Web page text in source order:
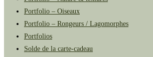
Portfolio – Oiseaux
Portfolio – Rongeurs / Lagomorphes
Portfolios
Solde de la carte-cadeau